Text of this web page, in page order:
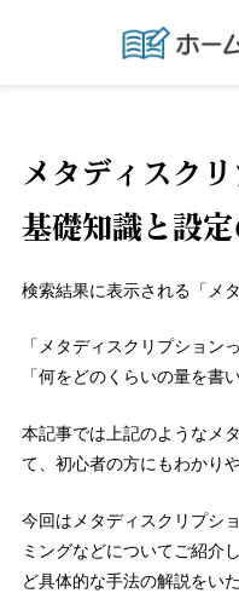
メタディスク
基礎知識と設
検索結果に表示される「メ
「メタディスクリプション
「何をどのくらいの量を書
本記事では上記のようなメ
て、初心者の方にもわかり
今回はメタディスクリプシ
ミングなどについてご紹介
ど具体的な手法の解説をい